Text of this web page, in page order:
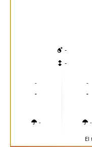
-
-
-
-
-
-
-
-
El